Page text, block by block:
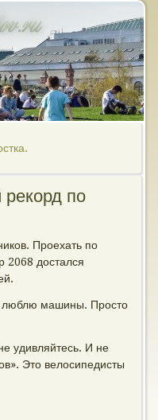
рекорд по
Проехать по
2068 достался
люблю машины. Просто
удивляйтесь. И не
Это велосипедисты